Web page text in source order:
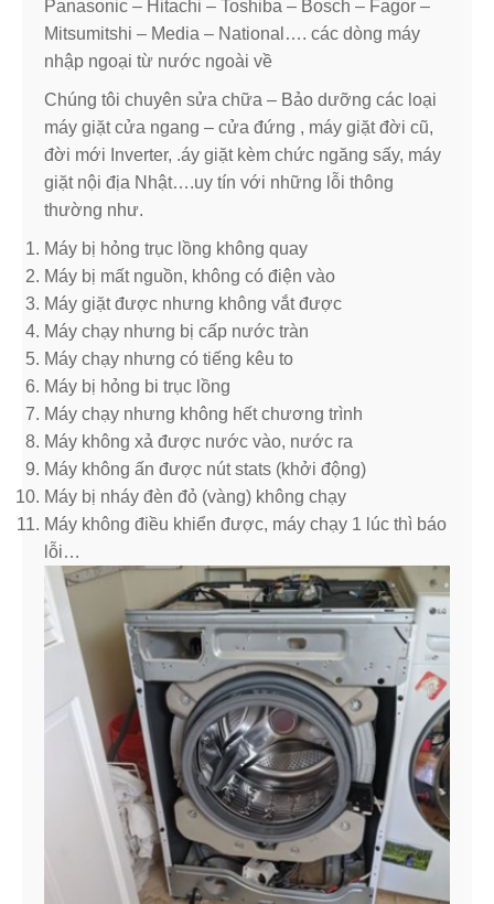
Panasonic – Hitachi – Toshiba – Bosch – Fagor –
Mitsumitshi – Media – National…. các dòng máy
nhập ngoại từ nước ngoài về
Chúng tôi chuyên sửa chữa – Bảo dưỡng các loại
máy giặt cửa ngang – cửa đứng , máy giặt đời cũ,
đời mới Inverter, .áy giặt kèm chức ngăng sấy, máy
giặt nội địa Nhật….uy tín với những lỗi thông
thường như.
Máy bị hỏng trục lồng không quay
Máy bị mất nguồn, không có điện vào
Máy giặt được nhưng không vắt được
Máy chạy nhưng bị cấp nước tràn
Máy chạy nhưng có tiếng kêu to
Máy bị hỏng bi trục lồng
Máy chạy nhưng không hết chương trình
Máy không xả được nước vào, nước ra
Máy không ấn được nút stats (khởi động)
Máy bị nháy đèn đỏ (vàng) không chạy
Máy không điều khiển được, máy chạy 1 lúc thì báo
lỗi…